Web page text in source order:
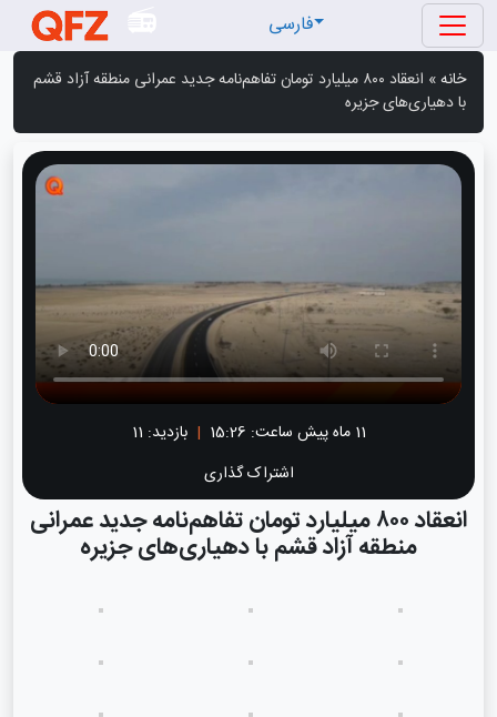
فارسی
خانه»
انعقاد ۸۰۰ میلیارد تومان تفاهم‌نامه جدید عمرانی منطقه آزاد قشم
با دهیاری‌های جزیره
11 ماه پیش ساعت: 15:26
| بازدید: 11
اشتراک گذاری
انعقاد ۸۰۰ میلیارد تومان تفاهم‌نامه جدید عمرانی
منطقه آزاد قشم با دهیاری‌های جزیره